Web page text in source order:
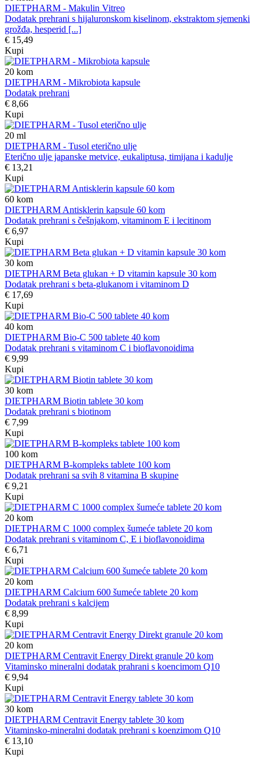
DIETPHARM - Makulin Vitreo
Dodatak prehrani s hijaluronskom kiselinom, ekstraktom sjemenki
grožđa, hesperid [...]
€ 15,49
Kupi
20 kom
DIETPHARM - Mikrobiota kapsule
Dodatak prehrani
€ 8,66
Kupi
20 ml
DIETPHARM - Tusol eterično ulje
Eterično ulje japanske metvice, eukaliptusa, timijana i kadulje
€ 13,21
Kupi
60 kom
DIETPHARM Antisklerin kapsule 60 kom
Dodatak prehrani s češnjakom, vitaminom E i lecitinom
€ 6,97
Kupi
30 kom
DIETPHARM Beta glukan + D vitamin kapsule 30 kom
Dodatak prehrani s beta-glukanom i vitaminom D
€ 17,69
Kupi
40 kom
DIETPHARM Bio-C 500 tablete 40 kom
Dodatak prehrani s vitaminom C i bioflavonoidima
€ 9,99
Kupi
30 kom
DIETPHARM Biotin tablete 30 kom
Dodatak prehrani s biotinom
€ 7,99
Kupi
100 kom
DIETPHARM B-kompleks tablete 100 kom
Dodatak prehrani sa svih 8 vitamina B skupine
€ 9,21
Kupi
20 kom
DIETPHARM C 1000 complex šumeće tablete 20 kom
Dodatak prehrani s vitaminom C, E i bioflavonoidima
€ 6,71
Kupi
20 kom
DIETPHARM Calcium 600 šumeće tablete 20 kom
Dodatak prehrani s kalcijem
€ 8,99
Kupi
20 kom
DIETPHARM Centravit Energy Direkt granule 20 kom
Vitaminsko mineralni dodatak prahrani s koencimom Q10
€ 9,94
Kupi
30 kom
DIETPHARM Centravit Energy tablete 30 kom
Vitaminsko-mineralni dodatak prehrani s koenzimom Q10
€ 13,10
Kupi